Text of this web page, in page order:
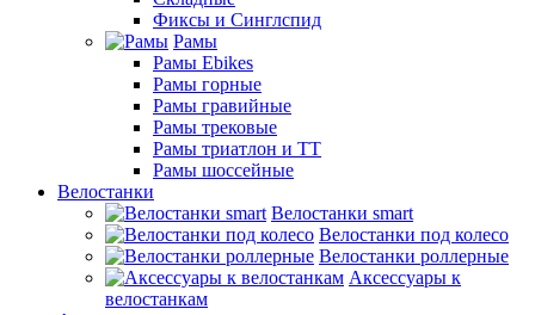
Фиксы и Синглспид
Рамы
Рамы Ebikes
Рамы горные
Рамы гравийные
Рамы трековые
Рамы триатлон и ТТ
Рамы шоссейные
Велостанки
Велостанки smart
Велостанки под колесо
Велостанки роллерные
Аксессуары к
велостанкам